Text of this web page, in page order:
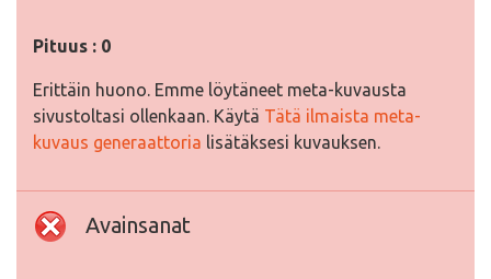
Pituus : 0
Erittäin huono. Emme löytäneet meta-kuvausta
sivustoltasi ollenkaan. Käytä Tätä ilmaista meta-
kuvaus generaattoria lisätäksesi kuvauksen.
Avainsanat